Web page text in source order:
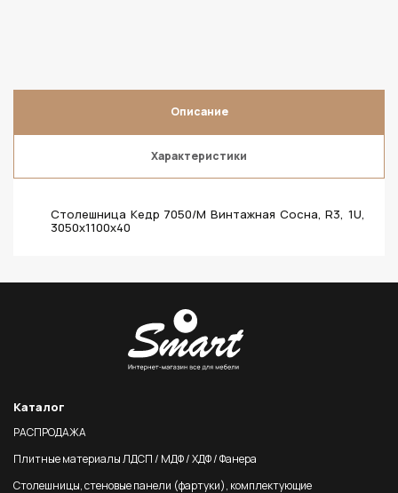
Описание
Характеристики
Столешница Кедр 7050/M Винтажная Сосна, R3, 1U,
3050х1100х40
Каталог
РАСПРОДАЖА
Плитные материалы ЛДСП / МДФ / ХДФ / Фанера
Столешницы, стеновые панели (фартуки), комплектующие